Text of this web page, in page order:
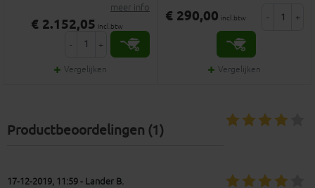
meer info
€ 2.152,05 incl.btw
- +
Vergelijken
€ 290,00 incl.btw - +
Vergelijken
Productbeoordelingen (1)
17-12-2019, 11:59 - Lander B.